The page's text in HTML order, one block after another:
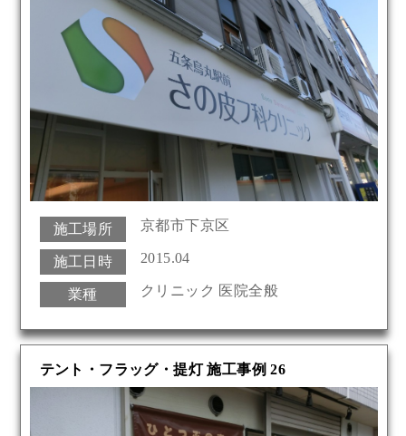
施工場所 京都市下京区
施工日時 2015.04
業種 クリニック 医院全般
テント・フラッグ・提灯 施工事例 26